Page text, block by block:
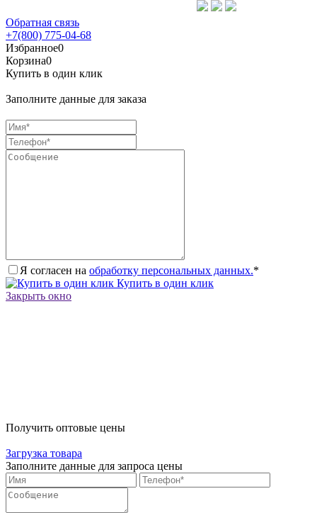
Обратная связь
+7(800) 775-04-68
Избранное0
Корзина0
Купить в один клик
Заполните данные для заказа
Я согласен на обработку персональных данных.*
Купить в один клик
Закрыть окно
Получить оптовые цены
Загрузка товара
Заполните данные для запроса цены